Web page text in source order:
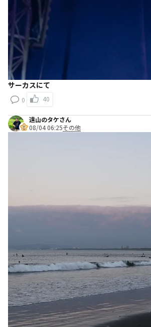
サーカスにて
0 40
遠山のタケさん
08/04 06:25その他